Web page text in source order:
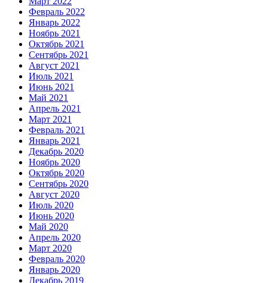
Февраль 2022
Январь 2022
Ноябрь 2021
Октябрь 2021
Сентябрь 2021
Август 2021
Июль 2021
Июнь 2021
Май 2021
Апрель 2021
Март 2021
Февраль 2021
Январь 2021
Декабрь 2020
Ноябрь 2020
Октябрь 2020
Сентябрь 2020
Август 2020
Июль 2020
Июнь 2020
Май 2020
Апрель 2020
Март 2020
Февраль 2020
Январь 2020
Декабрь 2019